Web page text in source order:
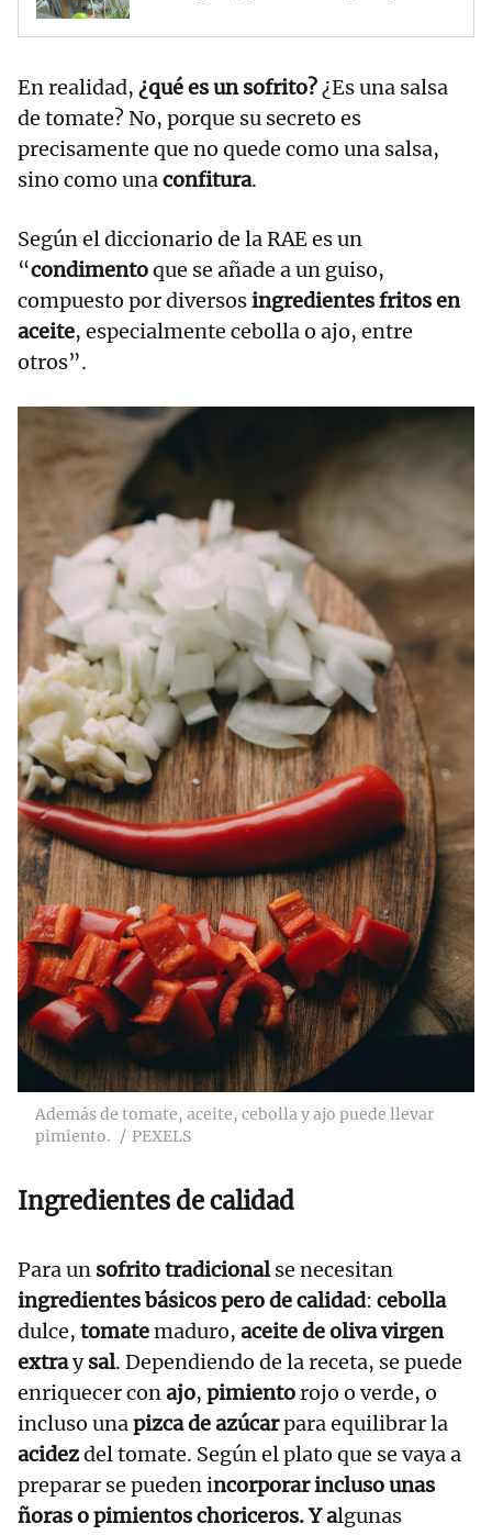
En realidad, ¿qué es un sofrito?¿Es una salsa
de tomate? No, porque su secreto es
precisamente que no quede como una salsa,
sino como unaconfitura.
Según el diccionario de la RAE es un
“condimentoque se añade a un guiso,
compuesto por diversosingredientes fritos en
aceite, especialmente cebolla o ajo, entre
otros”.
Además de tomate, aceite, cebolla y ajo puede llevar
pimiento.
PEXELS
Ingredientes de calidad
Para un sofrito tradicionalse necesitan
ingredientes básicos pero de calidad: cebolla
dulce, tomatemaduro, aceite de oliva virgen
extraysal. Dependiendo de la receta, se puede
enriquecer conajo, pimientorojo o verde, o
incluso unapizca de azúcarpara equilibrar la
acidezdel tomate. Según el plato que se vaya a
preparar se pueden incorporar incluso unas
ñoras o pimientos choriceros. Y algunas